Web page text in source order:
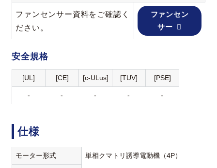
ファンセンサー資料をご確認く
ださい。
ファンセン
サー
安全規格
[UL] [CE] [c-ULus] [TUV] [PSE]
- - - - -
仕様
モーター形式 単相クマトリ誘導電動機（4P）